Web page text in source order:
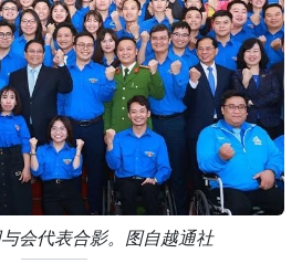
会代表合影。图自越通社